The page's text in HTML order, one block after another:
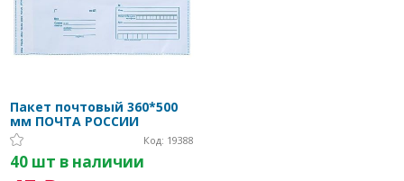
Пакет почтовый 360*500
мм ПОЧТА РОССИИ
Код: 19388
40 шт в наличии